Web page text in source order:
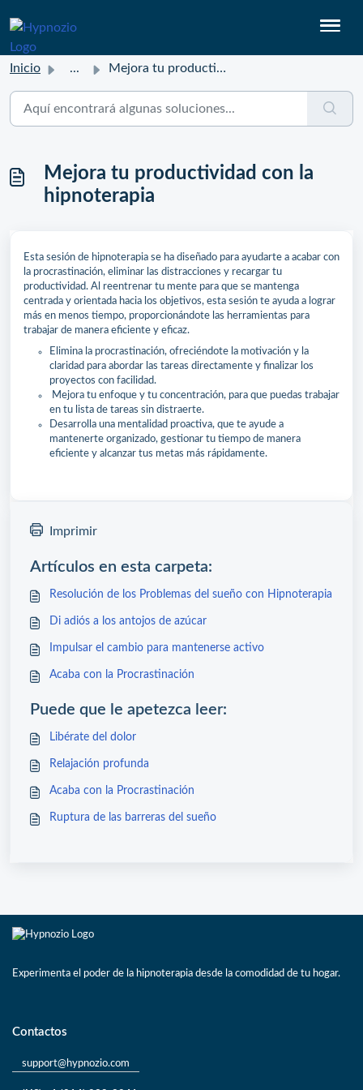
Inicio ... Mejora tu productividad con la hipnoterapia
Mejora tu productividad con la
hipnoterapia
Esta sesión de hipnoterapia se ha diseñado para ayudarte a acabar con
la procrastinación, eliminar las distracciones y recargar tu
productividad. Al reentrenar tu mente para que se mantenga
centrada y orientada hacia los objetivos, esta sesión te ayuda a lograr
más en menos tiempo, proporcionándote las herramientas para
trabajar de manera eficiente y eficaz.
Elimina la procrastinación, ofreciéndote la motivación y la
claridad para abordar las tareas directamente y finalizar los
proyectos con facilidad.
Mejora tu enfoque y tu concentración, para que puedas trabajar
en tu lista de tareas sin distraerte.
Desarrolla una mentalidad proactiva, que te ayude a
mantenerte organizado, gestionar tu tiempo de manera
eficiente y alcanzar tus metas más rápidamente.
Imprimir
Artículos en esta carpeta:
Resolución de los Problemas del sueño con Hipnoterapia
Di adiós a los antojos de azúcar
Impulsar el cambio para mantenerse activo
Acaba con la Procrastinación
Puede que le apetezca leer:
Libérate del dolor
Relajación profunda
Acaba con la Procrastinación
Ruptura de las barreras del sueño
Experimenta el poder de la hipnoterapia desde la comodidad de tu hogar.
Contactos
support@hypnozio.com